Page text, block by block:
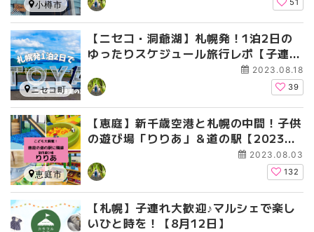
51
小樽市
【ニセコ・洞爺湖】札幌発！1泊2日の
ゆったりスケジュール旅行レポ【子連れ
2023.08.18
39
ニセコ町
【恵庭】新千歳空港と札幌の中間！子供
の遊び場「りりあ」＆道の駅【2023年
2023.08.03
132
恵庭市
【札幌】子連れ大歓迎♪マルシェで楽し
いひと時を！【8月12日】